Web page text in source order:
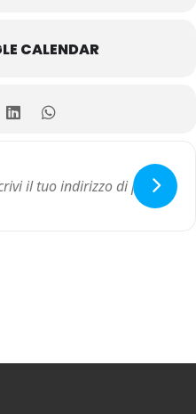
CALENDAR